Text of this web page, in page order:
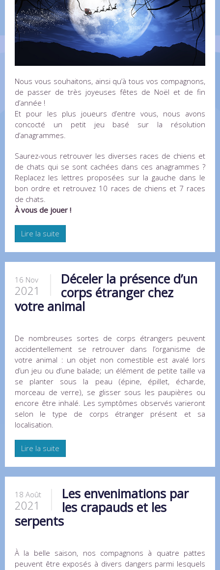
Nous vous souhaitons, ainsi qu’à tous vos compagnons,
de passer de très joyeuses fêtes de Noël et de fin
d’année !
Et pour les plus joueurs d’entre vous, nous avons
concocté un petit jeu basé sur la résolution
d’anagrammes.
Saurez-vous retrouver les diverses races de chiens et
de chats qui se sont cachées dans ces anagrammes ?
Replacez les lettres proposées sur la gauche dans le
bon ordre et retrouvez 10 races de chiens et 7 races
de chats.
À vous de jouer !
Lire la suite
16 Nov
2021
Déceler la présence d’un
corps étranger chez
votre animal
De nombreuses sortes de corps étrangers peuvent
accidentellement se retrouver dans l’organisme de
votre animal : un objet non comestible est avalé lors
d’un jeu ou d’une balade; un élément de petite taille va
se planter sous la peau (épine, épillet, écharde,
morceau de verre), se glisser sous les paupières ou
encore être inhalé. Les symptômes observés varieront
selon le type de corps étranger présent et sa
localisation.
Lire la suite
18 Août
2021
Les envenimations par
les crapauds et les
serpents
À la belle saison, nos compagnons à quatre pattes
peuvent être exposés à divers dangers parmi lesquels